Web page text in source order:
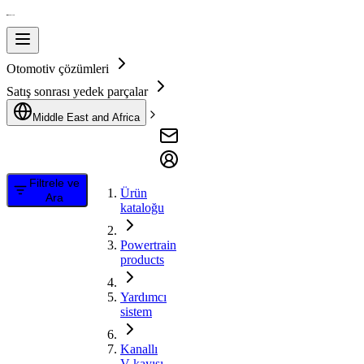
Otomotiv çözümleri
Satış sonrası yedek parçalar
Middle East and Africa
Filtrele ve
Ara
Ürün
kataloğu
Powertrain
products
Yardımcı
sistem
Kanallı